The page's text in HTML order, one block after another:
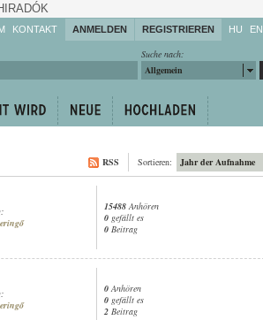
KONTAKT ANMELDEN REGISTRIEREN HU EN
Suche nach:
Allgemein
Jahr der Aufnahme
Sortieren:
RSS
15488 Anhören
0 gefällt es
0 Beitrag
0 Anhören
0 gefällt es
2 Beitrag